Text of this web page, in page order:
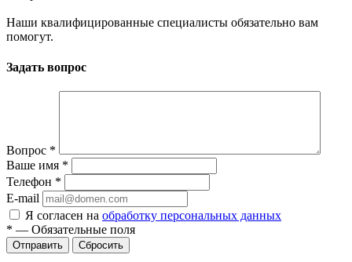
Наши квалифицированные специалисты обязательно вам
помогут.
Задать вопрос
Вопрос *
Ваше имя *
Телефон *
E-mail
Я согласен на обработку персональных данных
* — Обязательные поля
Сбросить